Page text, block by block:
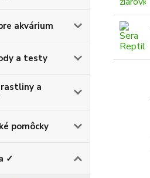
akvárium
a testy
a
pomôcky
✓